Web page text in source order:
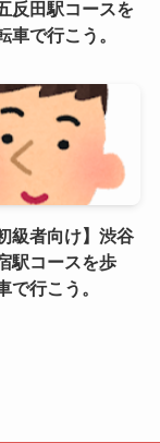
反田駅コースを
車で行こう。
級者向け】渋谷
駅コースを歩
で行こう。